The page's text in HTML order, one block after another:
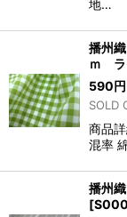
地…
播州
ｍ ラ
590円
SOLD
商品
混率
播州
[